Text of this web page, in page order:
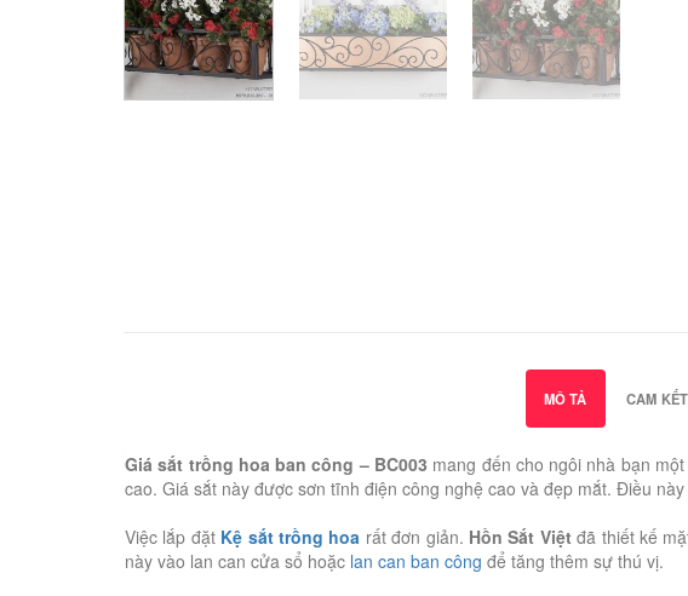
MÔ TẢ CAM
Giá sắt trồng hoa ban công – BC003 mang đến cho ngôi nhà bạn
cao. Giá sắt này được sơn tĩnh điện công nghệ cao và đẹp mắt. Điều
Việc lắp đặt Kệ sắt trồng hoa rất đơn giản. Hồn Sắt Việtđã thiết kế
này vào lan can cửa sổ hoặc lan can ban công để tăng thêm sự thú vị.